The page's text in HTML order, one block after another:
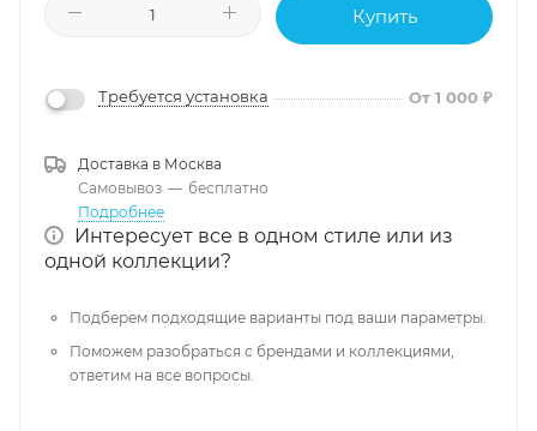
Купить
Требуется установка От 1 000 ₽
Доставка в Москва
Самовывоз — бесплатно
Подробнее
Интересует все в одном стиле или из
одной коллекции?
Подберем подходящие варианты под ваши параметры.
Поможем разобраться с брендами и коллекциями,
ответим на все вопросы.